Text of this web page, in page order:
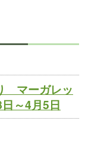
マーガレッ
～4月5日